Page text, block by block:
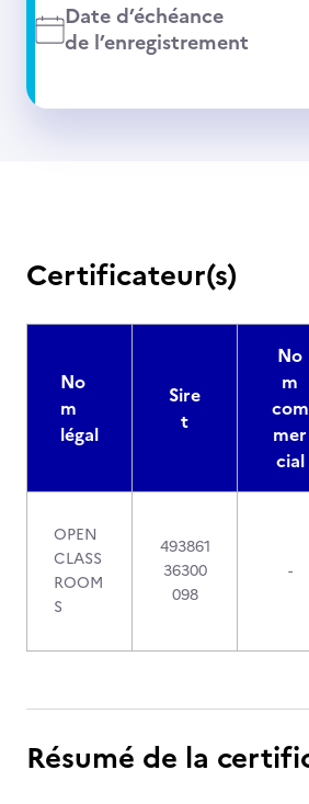
Date d’échéance
de l’enregistrement
Certificateur(s)
No
m
légal
Sire
t
No
m
com
mer
cial
OPEN
CLASS
ROOM
S
493861
36300
098
-
Résumé de la